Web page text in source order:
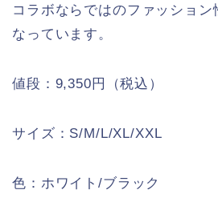
コラボならではのファッション
なっています。
値段：9,350円（税込）
サイズ：S/M/L/XL/XXL
色：ホワイト/ブラック